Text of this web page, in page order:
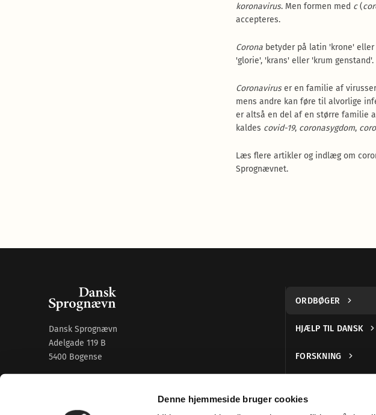
Denne hjemmeside bruger cookies
koronavirus. Men formen med c(
accepteres.
Corona betyder på latin 'krone'
'glorie', 'krans' eller 'krum genstand'.
Coronaviruser en familie af
mens andre kan føre til alvorlige
er altså en del af en større familie
kaldes covid-19, coronasygdom,
Læs flere artikler og indlæg om
Sprognævnet.
Dansk Sprognævn
Adelgade 119 B
5400 Bogense
33 74 74 00·adm@dsn.dk
ORDBØGER
HJÆLP TIL DANSK
FORSKNING
DANSK TEGNSPROG